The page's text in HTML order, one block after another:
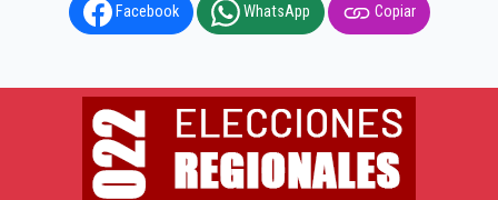
Facebook WhatsApp Copiar